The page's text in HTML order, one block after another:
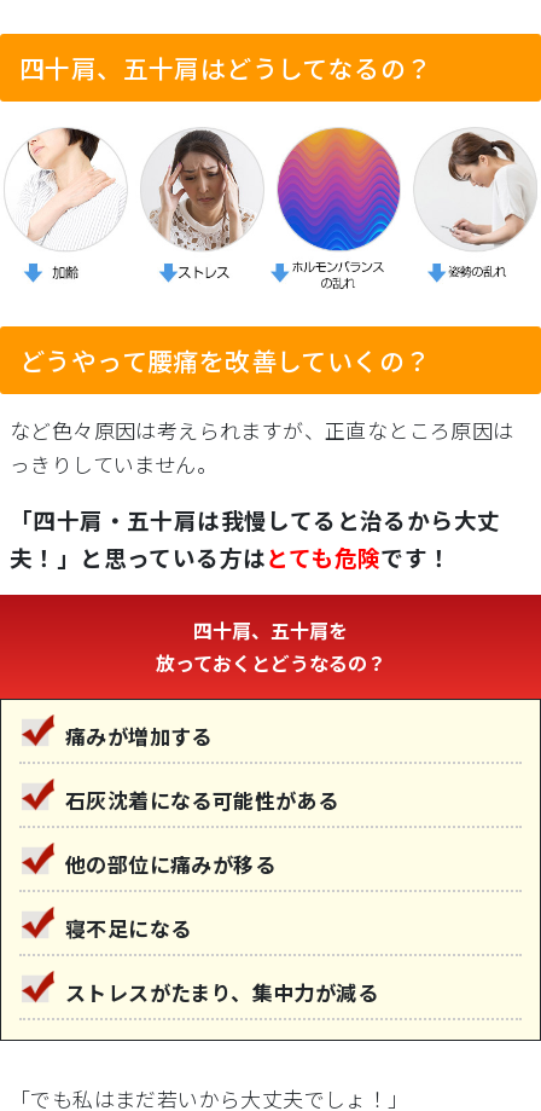
四十肩、五十肩はどうしてなるの？
どうやって腰痛を改善していくの？
など色々原因は考えられますが、正直なところ原因は
っきりしていません。
「四十肩・五十肩は我慢してると治るから大丈
夫！」と思っている方はとても危険です！
四十肩、五十肩を
放っておくとどうなるの？
痛みが増加する
石灰沈着になる可能性がある
他の部位に痛みが移る
寝不足になる
ストレスがたまり、集中力が減る
「でも私はまだ若いから大丈夫でしょ！」